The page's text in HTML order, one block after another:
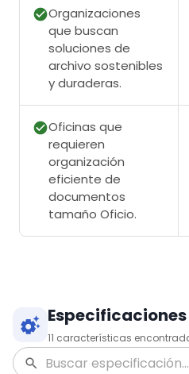
Organizaciones
que buscan
soluciones de
archivo sostenibles
y duraderas.
Oficinas que
requieren
organización
eficiente de
documentos
tamaño Oficio.
11 características